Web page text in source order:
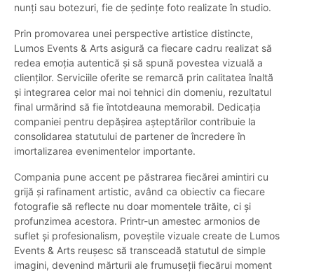
nunți sau botezuri, fie de ședințe foto realizate în studio.
Prin promovarea unei perspective artistice distincte,
Lumos Events & Arts asigură ca fiecare cadru realizat să
redea emoția autentică și să spună povestea vizuală a
clienților. Serviciile oferite se remarcă prin calitatea înaltă
și integrarea celor mai noi tehnici din domeniu, rezultatul
final urmărind să fie întotdeauna memorabil. Dedicația
companiei pentru depășirea așteptărilor contribuie la
consolidarea statutului de partener de încredere în
imortalizarea evenimentelor importante.
Compania pune accent pe păstrarea fiecărei amintiri cu
grijă și rafinament artistic, având ca obiectiv ca fiecare
fotografie să reflecte nu doar momentele trăite, ci și
profunzimea acestora. Printr-un amestec armonios de
suflet și profesionalism, poveștile vizuale create de Lumos
Events & Arts reușesc să transceadă statutul de simple
imagini, devenind mărturii ale frumuseții fiecărui moment